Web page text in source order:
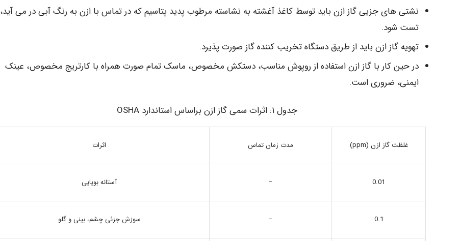
نشتی های جزیی گاز ازن باید توسط کاغذ آغشته به نشاسته مرطوب پدید پتاسیم که در تماس با ازن به رنگ آبی در می آید،
تست شود.
تهویه گاز ازن باید از طریق دستگاه تخریب کننده گاز صورت پذیرد.
در حین کار با گاز ازن استفاده از روپوش مناسب، دستکش مخصوص، ماسک تمام صورت همراه با کارتریج مخصوص، عینک
ایمنی، ضروری است.
جدول ۱: اثرات سمی گاز ازن براساس استاندارد OSHA
غلظت گاز ازن (ppm) مدت زمان تماس اثرات
0.01
– آستانه بویایی
0.1
– سوزش جزئی چشم، بینی و گلو